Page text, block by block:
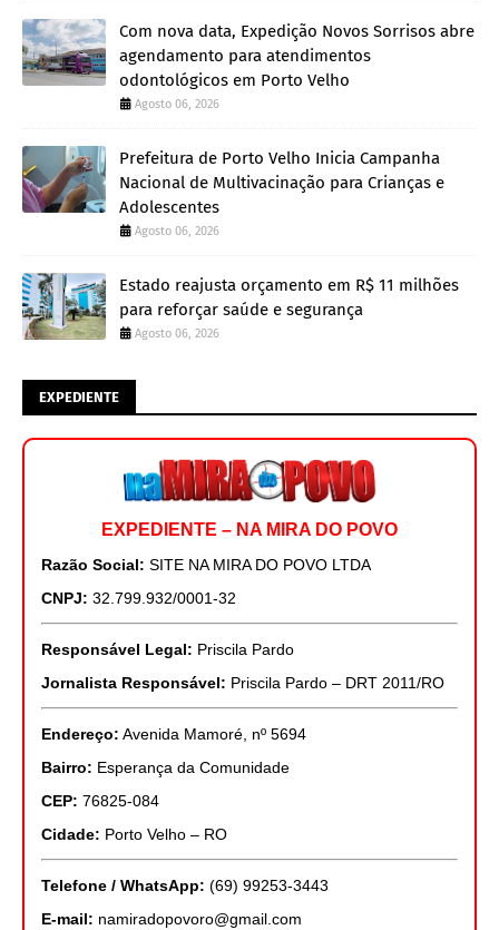
Com nova data, Expedição Novos Sorrisos abre
agendamento para atendimentos
odontológicos em Porto Velho
Agosto 06, 2026
Prefeitura de Porto Velho Inicia Campanha
Nacional de Multivacinação para Crianças e
Adolescentes
Agosto 06, 2026
Estado reajusta orçamento em R$ 11 milhões
para reforçar saúde e segurança
Agosto 06, 2026
EXPEDIENTE
EXPEDIENTE – NA MIRA DO POVO
Razão Social: SITE NA MIRA DO POVO LTDA
CNPJ: 32.799.932/0001-32
Responsável Legal: Priscila Pardo
Jornalista Responsável: Priscila Pardo – DRT 2011/RO
Endereço: Avenida Mamoré, nº 5694
Bairro: Esperança da Comunidade
CEP: 76825-084
Cidade: Porto Velho – RO
Telefone / WhatsApp: (69) 99253-3443
E-mail: namiradopovoro@gmail.com